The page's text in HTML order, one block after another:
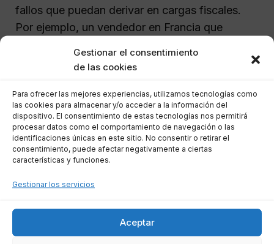
Gestionar el consentimiento
de las cookies
Para ofrecer las mejores experiencias, utilizamos tecnologías como
las cookies para almacenar y/o acceder a la información del
dispositivo. El consentimiento de estas tecnologías nos permitirá
procesar datos como el comportamiento de navegación o las
identificaciones únicas en este sitio. No consentir o retirar el
consentimiento, puede afectar negativamente a ciertas
características y funciones.
Gestionar los servicios
Aceptar
fallos que puedan derivar en cargas fiscales.
Por ejemplo, un vendedor en Francia que
físicamente por su propio país, debe entender
aplica, dónde se origina la obligación de
impuestos y cómo documentar cada paso
correctamente según regulaciones del mercado
único.
Preguntas Frecuentes
¿Qué ocurre si no me registro en el
ROI cuando es necesario?